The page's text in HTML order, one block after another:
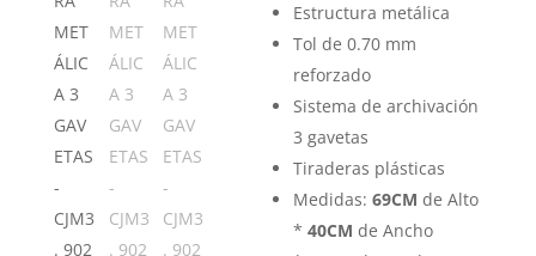
Estructura metálica
Tol de 0.70 mm
reforzado
Sistema de archivación
3 gavetas
Tiraderas plásticas
Medidas:69CM de Alto
*40CM de Ancho